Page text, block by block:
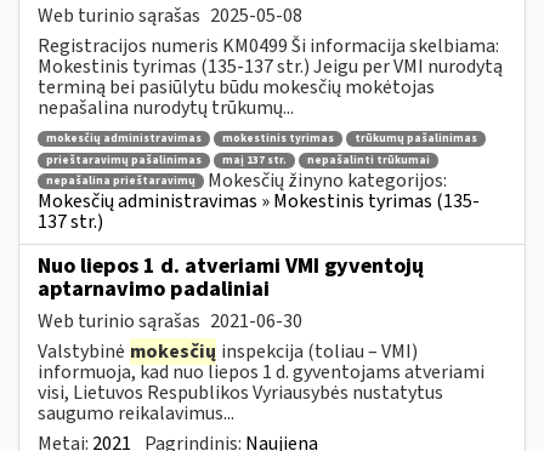
Web turinio sąrašas 2025-05-08
Registracijos numeris KM0499 Ši informacija skelbiama:
Mokestinis tyrimas (135-137 str.) Jeigu per VMI nurodytą
terminą bei pasiūlytu būdu mokesčių mokėtojas
nepašalina nurodytų trūkumų...
mokesčių administravimas mokestinis tyrimas
trūkumų pašalinimas
prieštaravimų pašalinimas
maį 137 str.
nepašalinti trūkumai
nepašalina prieštaravimų
Mokesčių žinyno kategorijos:
Mokesčių administravimas » Mokestinis tyrimas (135-
137 str.)
Nuo liepos 1 d. atveriami VMI gyventojų
aptarnavimo padaliniai
Web turinio sąrašas 2021-06-30
Valstybinė mokesčių inspekcija (toliau – VMI)
informuoja, kad nuo liepos 1 d. gyventojams atveriami
visi, Lietuvos Respublikos Vyriausybės nustatytus
saugumo reikalavimus...
Metai: 2021 Pagrindinis: Naujiena